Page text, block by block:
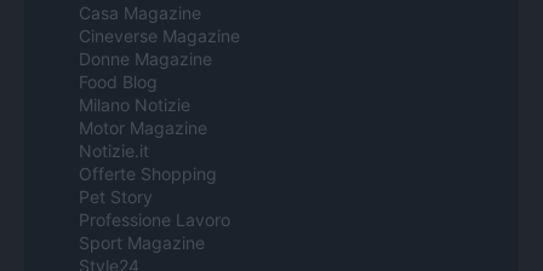
Casa Magazine
Cineverse Magazine
Donne Magazine
Food Blog
Milano Notizie
Motor Magazine
Notizie.it
Offerte Shopping
Pet Story
Professione Lavoro
Sport Magazine
Style24